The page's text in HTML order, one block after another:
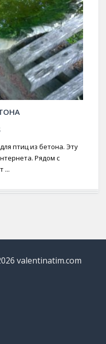
птиц из бетона. Эту
Рядом с
...
valentinatim.com